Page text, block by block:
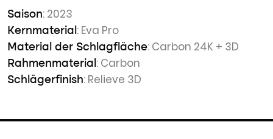
Saison: 2023
Kernmaterial : Eva Pro
Material der Schlagfläche: Carbon 24K + 3D
Rahmenmaterial : Carbon
Schlägerfinish: Relieve 3D